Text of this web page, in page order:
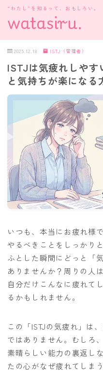
“わたし”を知るって、おもしろい。
MENU
MBTI診断
HSP・HSE
新着記事
2025.12.18 ISTJ（管理者）
ISTJは気疲れしや
と気持ちが楽になる
いつも、本当にお疲れ様
やるべきことをしっかり
ふとした瞬間にどっと「
ありませんか？周りの人
自分だけこんなに疲れて
るかもしれません。
この「ISTJの気疲れ」は
ではありません。むしろ
素晴らしい能力の裏返し
たの心がなぜ疲れてしま